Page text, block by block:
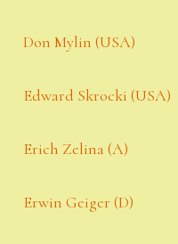
Don Mylin (USA)
Edward Skrocki (USA)
Erich Zelina (A)
Erwin Geiger (D)